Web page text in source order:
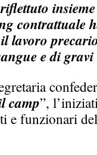
contrattuale
lavoro
e di
camp”,
e funzionari